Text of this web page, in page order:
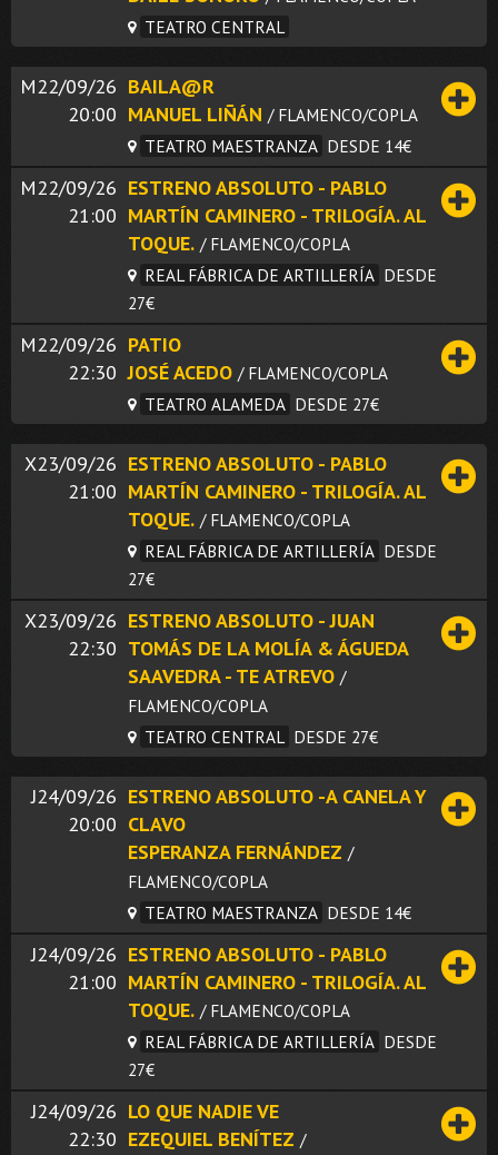
TEATRO CENTRAL
M22/09/26
20:00
BAILA@R
MANUEL LIÑÁN / FLAMENCO/COPLA
TEATRO MAESTRANZA DESDE 14€
M22/09/26
21:00
ESTRENO ABSOLUTO - PABLO
MARTÍN CAMINERO - TRILOGÍA. AL
TOQUE. / FLAMENCO/COPLA
REAL FÁBRICA DE ARTILLERÍA DESDE
27€
M22/09/26
22:30
PATIO
JOSÉ ACEDO / FLAMENCO/COPLA
TEATRO ALAMEDA DESDE 27€
X23/09/26
21:00
ESTRENO ABSOLUTO - PABLO
MARTÍN CAMINERO - TRILOGÍA. AL
TOQUE. / FLAMENCO/COPLA
REAL FÁBRICA DE ARTILLERÍA DESDE
27€
X23/09/26
22:30
ESTRENO ABSOLUTO - JUAN
TOMÁS DE LA MOLÍA & ÁGUEDA
SAAVEDRA - TE ATREVO /
FLAMENCO/COPLA
TEATRO CENTRAL DESDE 27€
J24/09/26
20:00
ESTRENO ABSOLUTO -A CANELA Y
CLAVO
ESPERANZA FERNÁNDEZ /
FLAMENCO/COPLA
TEATRO MAESTRANZA DESDE 14€
J24/09/26
21:00
ESTRENO ABSOLUTO - PABLO
MARTÍN CAMINERO - TRILOGÍA. AL
TOQUE. / FLAMENCO/COPLA
REAL FÁBRICA DE ARTILLERÍA DESDE
27€
J24/09/26
22:30
LO QUE NADIE VE
EZEQUIEL BENÍTEZ /